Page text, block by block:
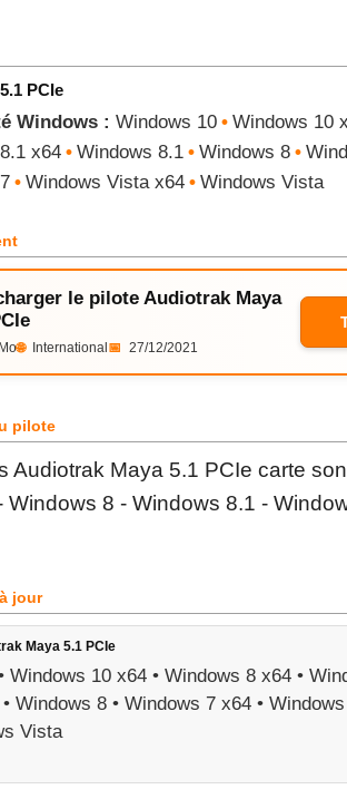
PCIe
Windows : Windows 10 • Windows 10
x64• Windows 8.1 • Windows 8 •
• Windows Vista x64 • Windows Vista
le pilote Audiotrak Maya
🌐 International 📅 27/12/2021
pilote
Audiotrak Maya 5.1 PCIe carte
Windows 8 - Windows 8.1 -
jour
Maya 5.1 PCIe
Windows 10 x64 • Windows 8 x64 •
Windows 8 • Windows 7 x64 •
Vista